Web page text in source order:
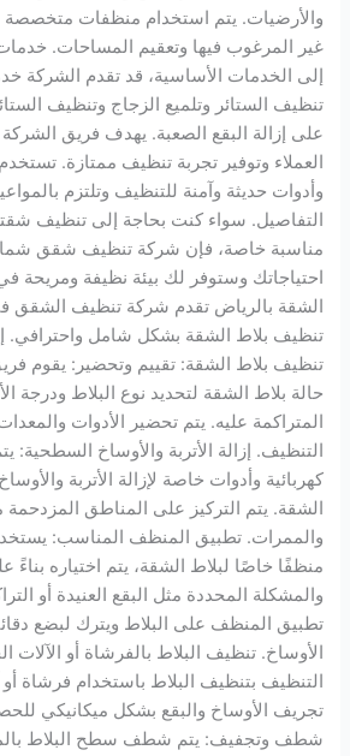
والأرضيات. يتم استخدام منظفات متخصصة
غير المرغوب فيها وتعقيم المساحات. خدمات
إلى الخدمات الأساسية، قد تقدم الشركة
تنظيف الستائر وتلميع الزجاج وتنظيف
على إزالة البقع الصعبة. يهدف فريق
العملاء وتوفير تجربة تنظيف ممتازة.
وأدوات حديثة وآمنة للتنظيف وتلتزم
التفاصيل. سواء كنت بحاجة إلى تنظيف
مناسبة خاصة، فإن شركة تنظيف شقق
احتياجاتك وستوفر لك بيئة نظيفة ومريحة
الشقة بالرياض تقدم شركة تنظيف الشقق
تنظيف بلاط الشقة بشكل شامل واحترافي.
تنظيف بلاط الشقة: تقييم وتحضير: يقوم
حالة بلاط الشقة لتحديد نوع البلاط ودرجة
المتراكمة عليه. يتم تحضير الأدوات والمعدات
التنظيف. إزالة الأتربة والأوساخ السطحية:
كهربائية وأدوات خاصة لإزالة الأتربة
الشقة. يتم التركيز على المناطق المزدحمة
والممرات. تطبيق المنظف المناسب:
منظفًا خاصًا لبلاط الشقة، يتم اختياره بناءً
والمشكلة المحددة مثل البقع العنيدة أو
تطبيق المنظف على البلاط ويترك لبضع
الأوساخ. تنظيف البلاط بالفرشاة أو الآلات
التنظيف بتنظيف البلاط باستخدام فرشاة أو
تجريف الأوساخ والبقع بشكل ميكانيكي
شطف وتجفيف: يتم شطف سطح البلاط بالماء